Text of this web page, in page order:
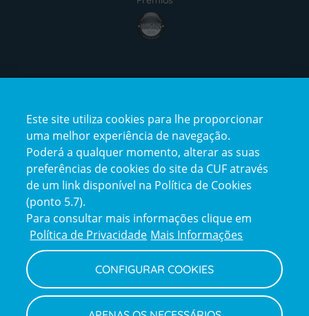
award4
certification2certification3
Reclamações
e
elogios
Política de Privacidade e Cookies
Termos e Condições
Este site utiliza cookies para lhe proporcionar
uma melhor experiência de navegação.
Poderá a qualquer momento, alterar as suas
preferências de cookies do site da CUF através
de um link disponível na Política de Cookies
(ponto 5.7).
Para consultar mais informações clique em
Política de Privacidade Mais Informações
CONFIGURAR COOKIES